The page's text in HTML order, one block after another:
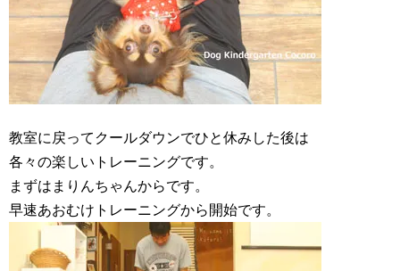
教室に戻ってクールダウンでひと休みした後は
各々の楽しいトレーニングです。
まずはまりんちゃんからです。
早速あおむけトレーニングから開始です。